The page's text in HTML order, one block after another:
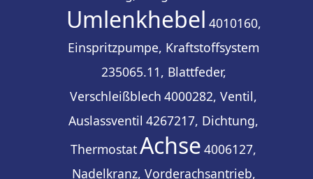
Umlenkhebel 4010160,
Einspritzpumpe, Kraftstoffsystem
235065.11, Blattfeder,
Verschleißblech 4000282, Ventil,
Auslassventil 4267217, Dichtung,
ThermostatAchse 4006127,
Nadelkranz, Vorderachsantrieb,